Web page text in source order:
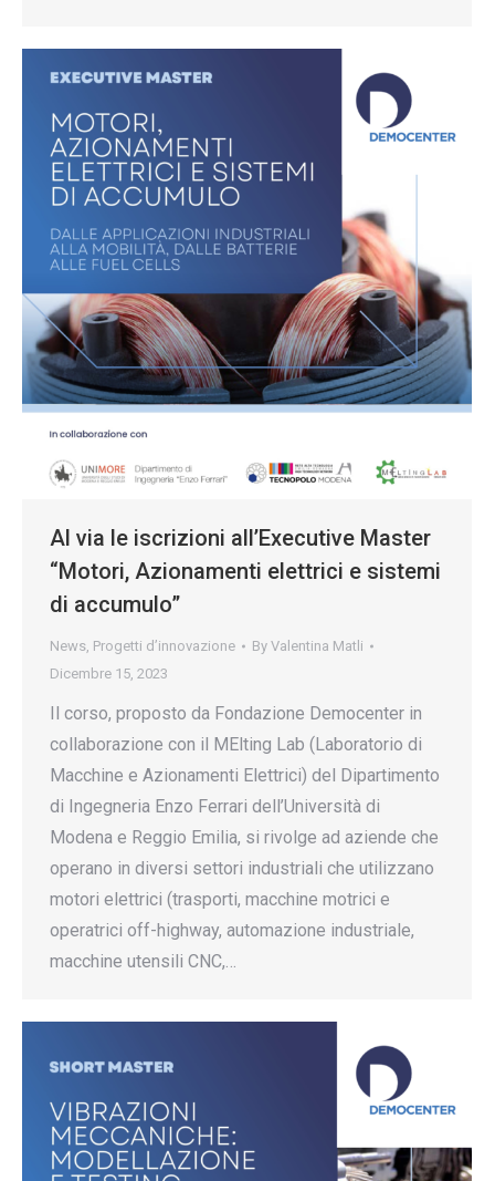
Al via le iscrizioni all’Executive Master
“Motori, Azionamenti elettrici e sistemi
di accumulo”
News, Progetti d’innovazione By Valentina Matli
Dicembre 15, 2023
Il corso, proposto da Fondazione Democenter in
collaborazione con il MElting Lab (Laboratorio di
Macchine e Azionamenti Elettrici) del Dipartimento
di Ingegneria Enzo Ferrari dell’Università di
Modena e Reggio Emilia, si rivolge ad aziende che
operano in diversi settori industriali che utilizzano
motori elettrici (trasporti, macchine motrici e
operatrici off-highway, automazione industriale,
macchine utensili CNC,…